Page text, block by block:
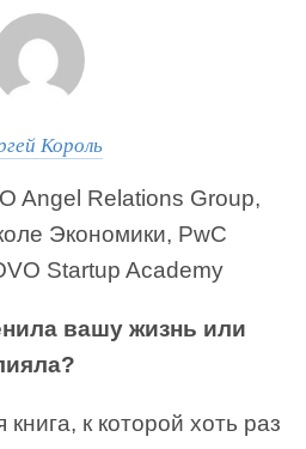
Король
Angel Relations Group,
Экономики, PwC
Startup Academy
вашу жизнь или
к которой хоть раз